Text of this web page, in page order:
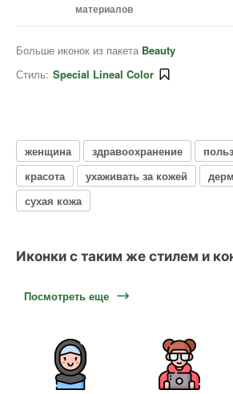
материалов
Больше иконок из пакета Beauty
Стиль: Special Lineal Color
женщина здравоохранение
красота
ухаживать за кожей
сухая кожа
Иконки с таким же стилем и
Посмотреть еще